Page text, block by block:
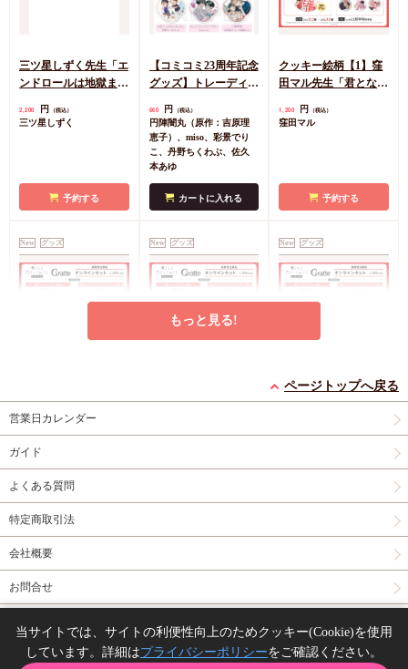
三ツ星しずく先生「エ
ンドロールは地獄まで
ズ 小犬丸嵐サイン入
2,200 円 （税込）
三ツ星しずく
予約する
【コミコミ23周年記念
グッズ】トレーディン
＜B＞（全5種）
660 円 （税込）
円陣闇丸（原作：吉原理
恵子）、miso、彩景でり
こ、丹野ちくわぶ、佐久
本あゆ
カートに入れる
クッキー絵柄【1】窪
田マル先生「君となら
記念Gratte オンライン
ンダム））
1,200 円 （税込）
窪田マル
予約する
New グッズ
恋をしてみても」完結
記念Gratte オンライン
セット（有償特典アク
6種ランダム））
1,200 円（税込）
窪田マル
New グッズ
窪田マル
New グッズ
クッキー絵柄【4】窪
田マル先生「君となら
窪田マル
アクリルアートボード
(A5サイズ)「イケない
【コミコミ23周年記念
グッズ】トレーディン
アクリルスタンド「と
とふみ先生」01/「伝
もっと見る!
ページトップへ戻る
営業日カレンダー
ガイド
よくある質問
特定商取引法
会社概要
お問合せ
Copyright(C) comicomi studio. All right reserved.
当サイトでは、サイトの利便性向上のためクッキー(Cookie)を使用
しています。詳細はプライバシーポリシーをご確認ください。